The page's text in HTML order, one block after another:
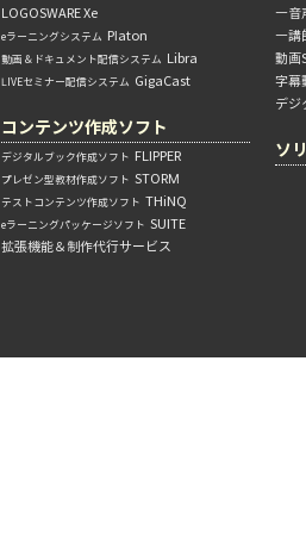
LOGOSWARE Xe
eラーニングシステム Platon
動画＆ドキュメント配信システム Libra
LIVEセミナー配信システム GigaCast
コンテンツ作成ソフト
デジタルブック作成ソフト FLIPPER
プレゼン型教材作成ソフト STORM
テストコンテンツ作成ソフト THiNQ
eラーニングパッケージソフト SUITE
拡張機能＆制作代行サービス
―音
―講
動画
字幕
デジ
ソ